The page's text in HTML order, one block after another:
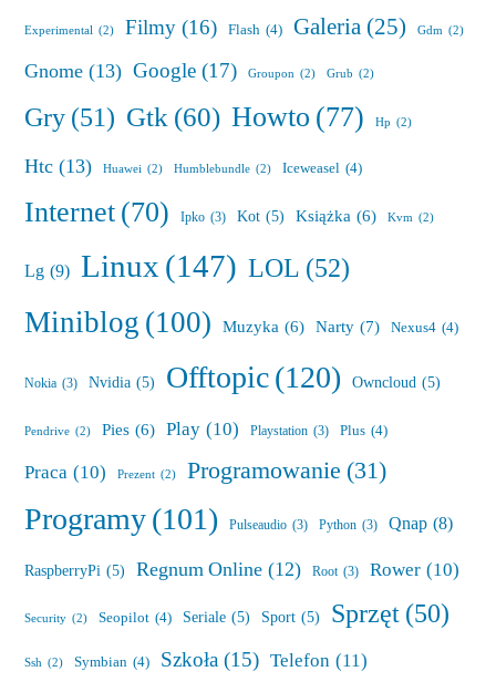
Experimental (2) Filmy (16) Flash (4) Galeria (25) Gdm (2)
Gnome (13) Google (17) Groupon (2) Grub (2)
Gry(51) Gtk(60) Howto (77) Hp (2)
Htc (13) Huawei (2) Humblebundle (2) Iceweasel (4)
Internet(70) Ipko (3) Kot (5) Książka (6) Kvm (2)
Lg (9) Linux(147) LOL (52)
Miniblog (100) Muzyka (6) Narty (7) Nexus4 (4)
Nokia (3) Nvidia (5) Offtopic(120) Owncloud (5)
Pendrive (2) Pies (6) Play (10) Playstation (3) Plus (4)
Praca (10) Prezent (2) Programowanie (31)
Programy(101) Pulseaudio (3) Python (3) Qnap (8)
RaspberryPi (5) Regnum Online (12) Root (3) Rower (10)
Security (2) Seopilot (4) Seriale (5) Sport (5) Sprzęt(50)
Ssh (2) Symbian (4) Szkoła (15) Telefon (11)